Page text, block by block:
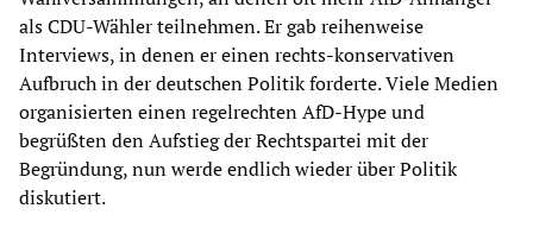
als CDU-Wähler teilnehmen. Er gab reihenweise
Interviews, in denen er einen rechts-konservativen
Aufbruch in der deutschen Politik forderte. Viele Medien
organisierten einen regelrechten AfD-Hype und
begrüßten den Aufstieg der Rechtspartei mit der
Begründung, nun werde endlich wieder über Politik
diskutiert.